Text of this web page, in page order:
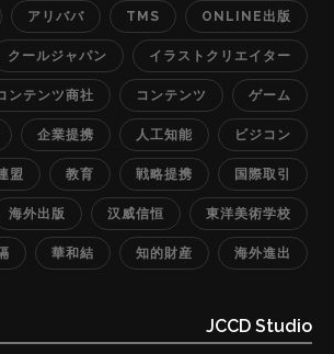
ONLINE出版
TMS
アリババ
イラストクリエイター
クールジャパン
ゲーム
コンテンツ
ンテンツ商社
ビジコン
人工知能
企業提携
国際取引
戦略提携
教育
盟
東洋美術学校
汉威信恒
海外出版
海外進出
知的財産
華和結
JCCD Studio